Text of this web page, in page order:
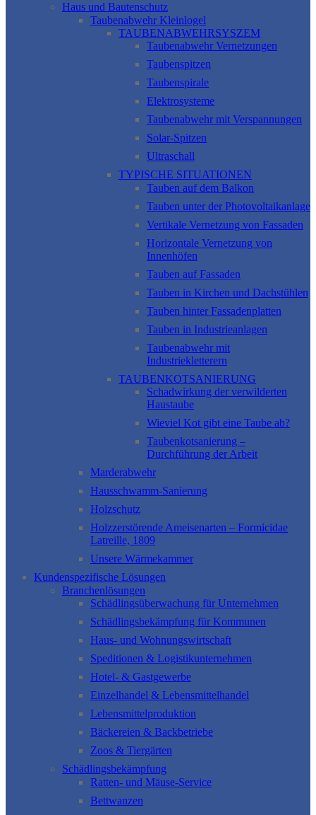
Haus und Bautenschutz
Taubenabwehr Kleinlogel
TAUBENABWEHRSYSZEM
Taubenabwehr Vernetzungen
Taubenspitzen
Taubenspirale
Elektrosysteme
Taubenabwehr mit Verspannungen
Solar-Spitzen
Ultraschall
TYPISCHE SITUATIONEN
Tauben auf dem Balkon
Tauben unter der Photovoltaikanlage
Vertikale Vernetzung von Fassaden
Horizontale Vernetzung von
Innenhöfen
Tauben auf Fassaden
Tauben in Kirchen und Dachstühlen
Tauben hinter Fassadenplatten
Tauben in Industrieanlagen
Taubenabwehr mit
Industriekletterern
TAUBENKOTSANIERUNG
Schadwirkung der verwilderten
Haustaube
Wieviel Kot gibt eine Taube ab?
Taubenkotsanierung –
Durchführung der Arbeit
Marderabwehr
Hausschwamm-Sanierung
Holzschutz
Holzzerstörende Ameisenarten – Formicidae
Latreille, 1809
Unsere Wärmekammer
Kundenspezifische Lösungen
Branchenlösungen
Schädlingsüberwachung für Unternehmen
Schädlingsbekämpfung für Kommunen
Haus- und Wohnungswirtschaft
Speditionen & Logistikunternehmen
Hotel- & Gastgewerbe
Einzelhandel & Lebensmittelhandel
Lebensmittelproduktion
Bäckereien & Backbetriebe
Zoos & Tiergärten
Schädlingsbekämpfung
Ratten- und Mäuse-Service
Bettwanzen